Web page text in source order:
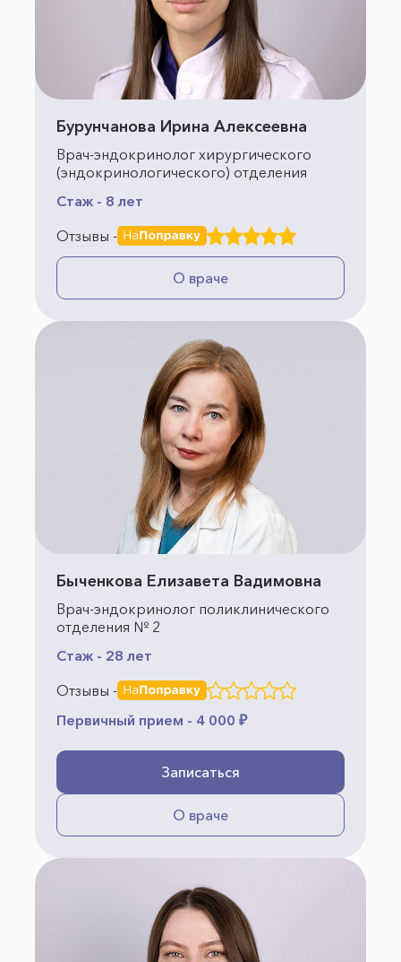
Бурунчанова Ирина Алексеевна
Врач-эндокринолог хирургического
(эндокринологического) отделения
Стаж - 8 лет
Отзывы -
О враче
Быченкова Елизавета Вадимовна
Врач-эндокринолог поликлинического
отделения № 2
Стаж - 28 лет
Отзывы -
Первичный прием - 4 000 ₽
Записаться
О враче